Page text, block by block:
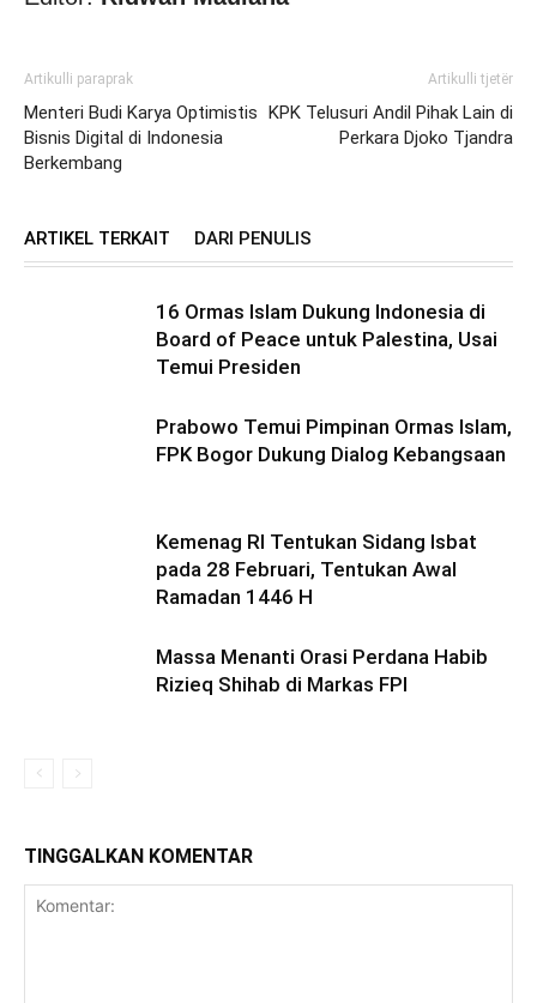
Artikulli paraprak
Menteri Budi Karya Optimistis
Bisnis Digital di Indonesia
Berkembang
Artikulli tjetër
KPK Telusuri Andil Pihak Lain di
Perkara Djoko Tjandra
ARTIKEL TERKAIT DARI PENULIS
16 Ormas Islam Dukung Indonesia di
Board of Peace untuk Palestina, Usai
Temui Presiden
Prabowo Temui Pimpinan Ormas Islam,
FPK Bogor Dukung Dialog Kebangsaan
Kemenag RI Tentukan Sidang Isbat
pada 28 Februari, Tentukan Awal
Ramadan 1446 H
Massa Menanti Orasi Perdana Habib
Rizieq Shihab di Markas FPI
TINGGALKAN KOMENTAR